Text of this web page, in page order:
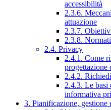
accessibilità
2.3.6.
attuazione
2.3.7.
2.3.8.
2.4. Privacy
2.4.1. Come
progettazione
2.4.2.
2.4.3. Le basi
informativa
3. Pianificazione, gestione